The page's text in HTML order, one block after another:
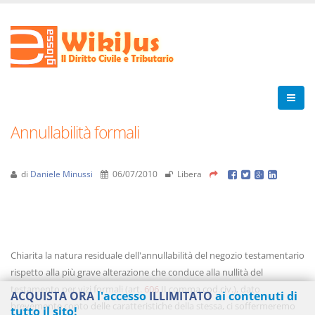
Annullabilità formali
di Daniele Minussi 06/07/2010 Libera
Chiarita la natura residuale dell'annullabilità del negozio testamentario
rispetto alla più grave alterazione che conduce alla nullità del
testamento per vizi formali (art. 606II comma cod.civ.), dato
brevemente conto delle caratteristiche della stessa, ci soffermeremo
ACQUISTA ORAl'accessoILLIMITATOai contenuti di
tutto il sito!